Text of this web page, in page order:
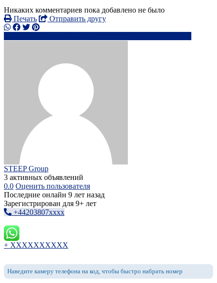
Никаких комментариев пока добавлено не было
Печать
Отправить другу
STEEP Group
3 активных объявлений
0.0 Оценить пользователя
Последние онлайн 9 лет назад
Зарегистрирован для 9+ лет
+44203807xxxx
+ XXXXXXXXXX
Наведите камеру телефона на код, чтобы быстро набрать номер